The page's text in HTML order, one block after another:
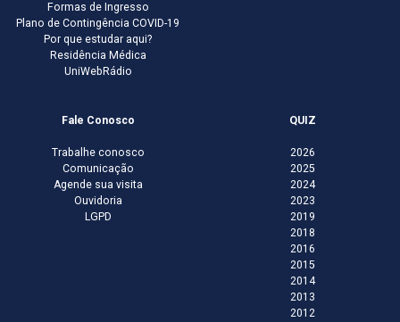
Formas de Ingresso
Plano de Contingência COVID-19
Por que estudar aqui?
Residência Médica
UniWebRádio
Fale Conosco
Trabalhe conosco
Comunicação
Agende sua visita
Ouvidoria
LGPD
QUIZ
2026
2025
2024
2023
2019
2018
2016
2015
2014
2013
2012